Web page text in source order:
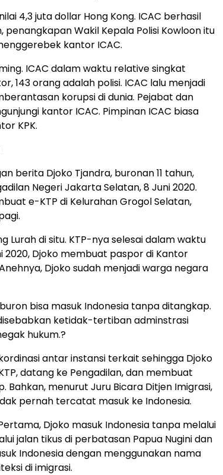
4,3 juta dollar Hong Kong. ICAC berhasil
penangkapan Wakil Kepala Polisi Kowloon itu
kantor ICAC.
ICAC dalam waktu relative singkat
143 orang adalah polisi. ICAC lalu menjadi
korupsi di dunia. Pejabat dan
kantor ICAC. Pimpinan ICAC biasa
KPK.
berita Djoko Tjandra, buronan 11 tahun,
Negeri Jakarta Selatan, 8 Juni 2020.
e-KTP di Kelurahan Grogol Selatan,
Lurah di situ. KTP-nya selesai dalam waktu
2020, Djoko membuat paspor di Kantor
Djoko sudah menjadi warga negara
bisa masuk Indonesia tanpa ditangkap.
ketidak-tertiban adminstrasi
hukum.?
antar instansi terkait sehingga Djoko
datang ke Pengadilan, dan membuat
Bahkan, menurut Juru Bicara Ditjen Imigrasi,
pernah tercatat masuk ke Indonesia.
Djoko masuk Indonesia tanpa melalui
jalan tikus di perbatasan Papua Nugini dan
Indonesia dengan menggunakan nama
di imigrasi.